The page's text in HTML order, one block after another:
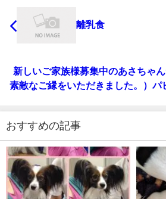
離乳食
新しいご家族様募集中のあさちゃ
素敵なご縁をいただきました。）パ
おすすめの記事